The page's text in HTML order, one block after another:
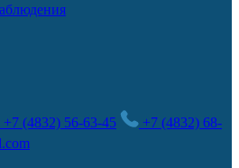
+7 (4832) 56-63-45
+7 (4832) 68-